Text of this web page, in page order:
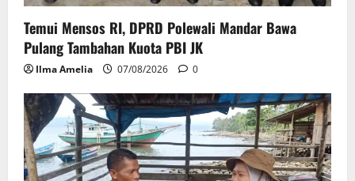
Temui Mensos RI, DPRD Polewali Mandar Bawa
Pulang Tambahan Kuota PBI JK
Ilma Amelia 07/08/2026 0